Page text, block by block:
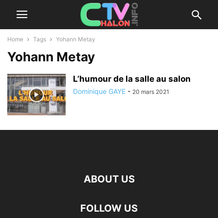
Home Tags Yohann Metay
Yohann Metay
L’humour de la salle au salon
Dominique GAYE - 20 mars 2021
ABOUT US
FOLLOW US